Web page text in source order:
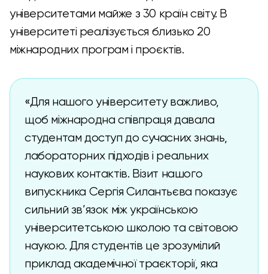
університетами майже з 30 країн світу. В
університеті реалізується близько 20
міжнародних програм і проєктів.
«Для нашого університету важливо,
щоб міжнародна співпраця давала
студентам доступ до сучасних знань,
лабораторних підходів і реальних
наукових контактів. Візит нашого
випускника Сергія Силантьєва показує
сильний зв’язок між українською
університетською школою та світовою
наукою. Для студентів це зрозумілий
приклад академічної траєкторії, яка